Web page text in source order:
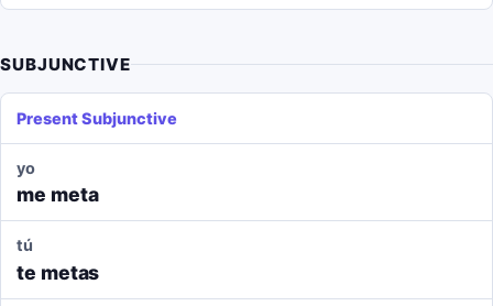
SUBJUNCTIVE
Present Subjunctive
yo
me meta
tú
te metas